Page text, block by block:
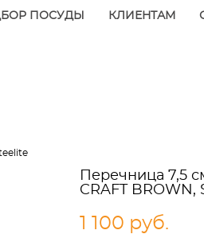
ПОСУДЫ КЛИЕНТАМ
Перечница 7,5
CRAFT BROWN,
1 100 pуб.